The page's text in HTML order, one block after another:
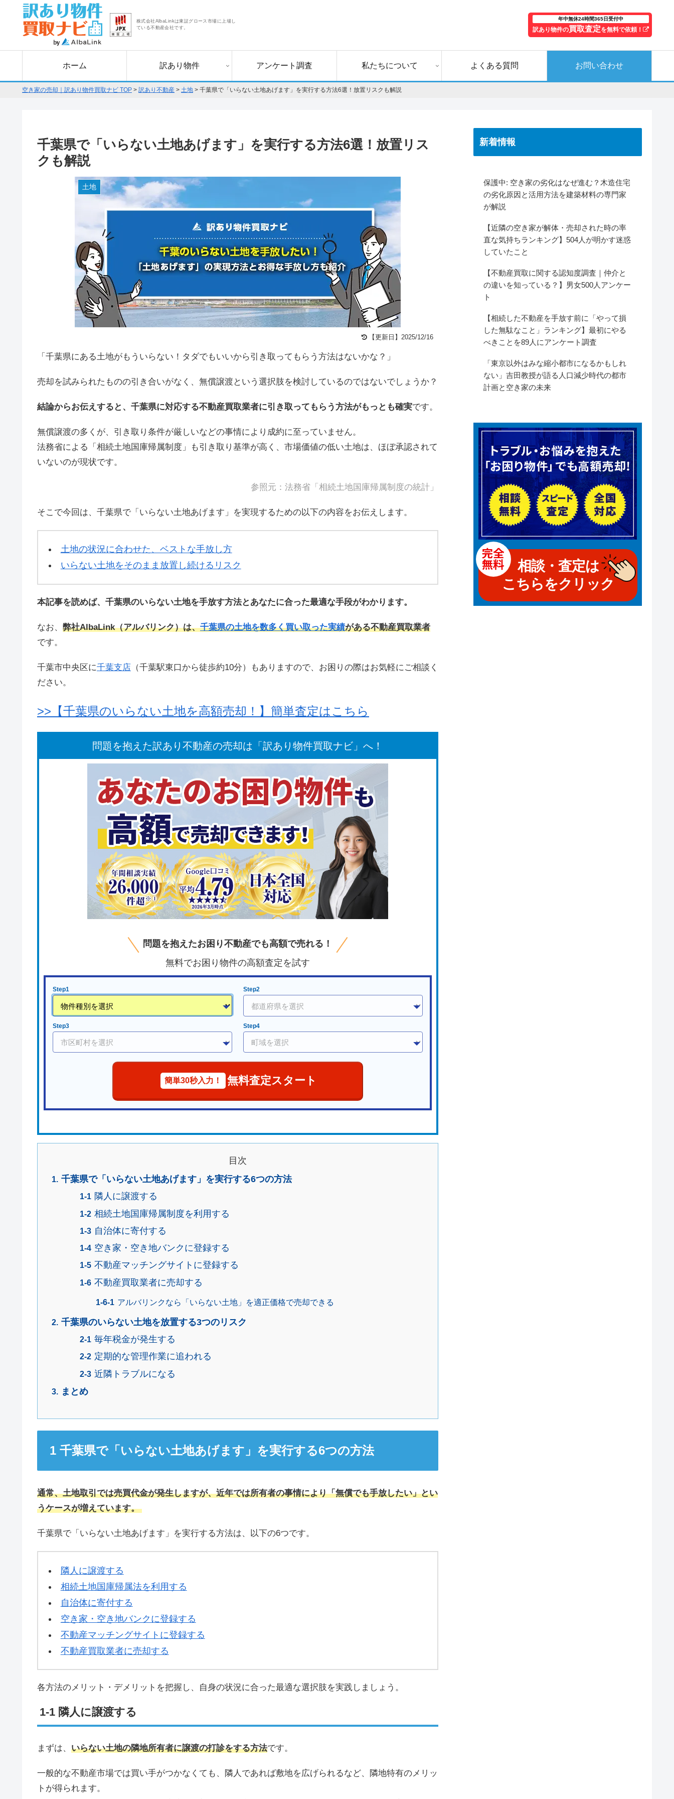
株式会社AlbaLinkは東証グロース市場に上場し
ている不動産会社です。
年中無休24時間365日受付中
訳あり物件の買取査定を無料で依頼！
ホーム 訳あり物件 アンケート調査 私たちについて よくある質問 お問い合わせ
空き家の売却｜訳あり物件買取ナビ TOP > 訳あり不動産 > 土地 > 千葉県で「いらない土地あげます」を実行する方法6選！放置リスクも解説
千葉県で「いらない土地あげます」を実行する方法6選！放置リス
クも解説
土地
【更新日】2025/12/16
「千葉県にある土地がもういらない！タダでもいいから引き取ってもらう方法はないかな？」
売却を試みられたものの引き合いがなく、無償譲渡という選択肢を検討しているのではないでしょうか？
結論からお伝えすると、千葉県に対応する不動産買取業者に引き取ってもらう方法がもっとも確実です。
無償譲渡の多くが、引き取り条件が厳しいなどの事情により成約に至っていません。
法務省による「相続土地国庫帰属制度」も引き取り基準が高く、市場価値の低い土地は、ほぼ承認されて
いないのが現状です。
参照元： 法務省「相続土地国庫帰属制度の統計」
そこで今回は、千葉県で「いらない土地あげます」を実現するための以下の内容をお伝えします。
土地の状況に合わせた、ベストな手放し方
いらない土地をそのまま放置し続けるリスク
本記事を読めば、千葉県のいらない土地を手放す方法とあなたに合った最適な手段がわかります。
なお、 弊社AlbaLink（アルバリンク）は、千葉県の土地を数多く買い取った実績がある不動産買取業者
です。
千葉市中央区に千葉支店 （千葉駅東口から徒歩約10分）もありますので、お困りの際はお気軽にご相談く
ださい。
>>【千葉県のいらない土地を高額売却！】簡単査定はこちら
問題を抱えた訳あり不動産の売却は「訳あり物件買取ナビ」へ！
問題を抱えたお困り不動産でも高額で売れる！
無料でお困り物件の高額査定を試す
Step1 Step2
Step3 Step4
簡単30秒入力！ 無料査定スタート
目次
千葉県で「いらない土地あげます」を実行する6つの方法
隣人に譲渡する
相続土地国庫帰属制度を利用する
自治体に寄付する
空き家・空き地バンクに登録する
不動産マッチングサイトに登録する
不動産買取業者に売却する
アルバリンクなら「いらない土地」を適正価格で売却できる
千葉県のいらない土地を放置する3つのリスク
毎年税金が発生する
定期的な管理作業に追われる
近隣トラブルになる
まとめ
千葉県で「いらない土地あげます」を実行する6つの方法
通常、土地取引では売買代金が発生しますが、近年では所有者の事情により「無償でも手放したい」とい
うケースが増えています。
千葉県で「いらない土地あげます」を実行する方法は、以下の6つです。
隣人に譲渡する
相続土地国庫帰属法を利用する
自治体に寄付する
空き家・空き地バンクに登録する
不動産マッチングサイトに登録する
不動産買取業者に売却する
各方法のメリット・デメリットを把握し、自身の状況に合った最適な選択肢を実践しましょう。
隣人に譲渡する
まずは、 いらない土地の隣地所有者に譲渡の打診をする方法です。
一般的な不動産市場では買い手がつかなくても、隣人であれば敷地を広げられるなど、隣地特有のメリッ
トが得られます。
新着情報
保護中: 空き家の劣化はなぜ進む？木造住宅
の劣化原因と活用方法を建築材料の専門家
が解説
【近隣の空き家が解体・売却された時の率
直な気持ちランキング】504人が明かす迷惑
していたこと
【不動産買取に関する認知度調査｜仲介と
の違いを知っている？】男女500人アンケー
ト
【相続した不動産を手放す前に「やって損
した無駄なこと」ランキング】最初にやる
べきことを89人にアンケート調査
「東京以外はみな縮小都市になるかもしれ
ない」吉田教授が語る人口減少時代の都市
計画と空き家の未来
相談・査定は
こちらをクリック